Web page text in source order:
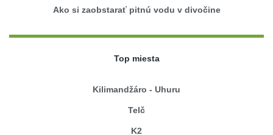
Ako si zaobstarať pitnú vodu v divočine
Top miesta
Kilimandžáro - Uhuru
Telč
K2